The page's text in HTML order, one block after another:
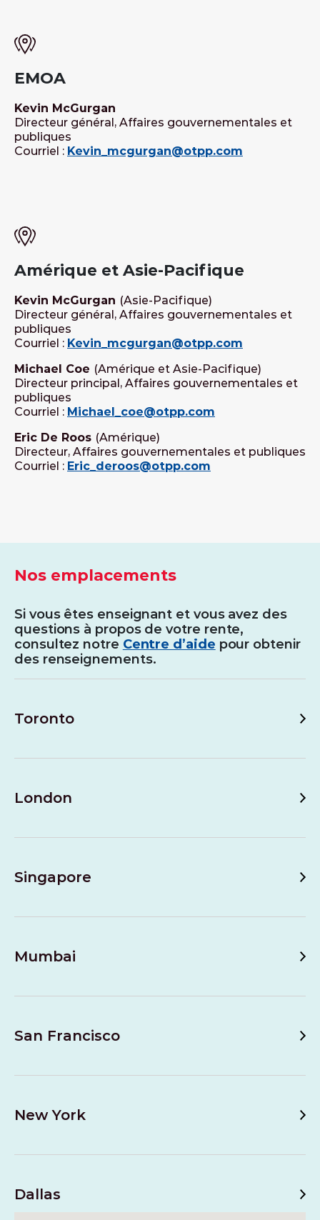
EMOA
Kevin McGurgan
Directeur général, Affaires gouvernementales et
publiques
Courriel : Kevin_mcgurgan@otpp.com
Amérique et Asie-Pacifique
Kevin McGurgan (Asie-Pacifique)
Directeur général, Affaires gouvernementales et
publiques
Courriel : Kevin_mcgurgan@otpp.com
Michael Coe (Amérique et Asie-Pacifique)
Directeur principal, Affaires gouvernementales et
publiques
Courriel : Michael_coe@otpp.com
Eric De Roos (Amérique)
Directeur, Affaires gouvernementales et publiques
Courriel : Eric_deroos@otpp.com
Nos emplacements
Si vous êtes enseignant et vous avez des
questions à propos de votre rente,
consultez notre Centre d’aide pour obtenir
des renseignements.
Toronto
London
Singapore
Mumbai
San Francisco
New York
Dallas